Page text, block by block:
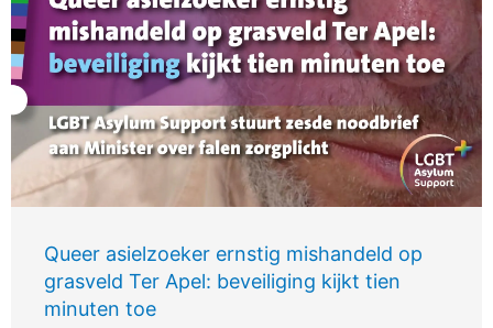
Queer asielzoeker ernstig mishandeld op
grasveld Ter Apel: beveiliging kijkt tien
minuten toe